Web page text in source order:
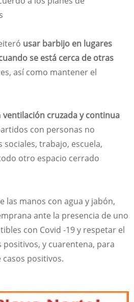
usar barbijo en lugares
se está cerca de otras
así como mantener el
ventilación cruzada y continua
con personas no
trabajo, escuela,
otro espacio cerrado
las manos con agua y jabón,
ante la presencia de uno
con Covid -19 y respetar el
y cuarentena, para
positivos.